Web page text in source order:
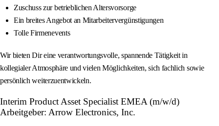
Zuschuss zur betrieblichen Altersvorsorge
Ein breites Angebot an Mitarbeitervergünstigungen
Tolle Firmenevents
Wir bieten Dir eine verantwortungsvolle, spannende Tätigkeit in
kollegialer Atmosphäre und vielen Möglichkeiten, sich fachlich sowie
persönlich weiterzuentwickeln.
Interim Product Asset Specialist EMEA (m/w/d)
Arbeitgeber: Arrow Electronics, Inc.